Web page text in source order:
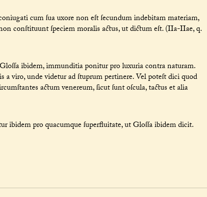
cum ſua uxore non eſt ſecundum indebitam materiam,
conſtituunt ſpeciem moralis actus, ut dictum eſt. (IIa-IIae, q.
ibidem, immunditia ponitur pro luxuria contra naturam.
viro, unde videtur ad ſtuprum pertinere. Vel poteſt dici quod
actum venereum, ſicut ſunt oſcula, tactus et alia
ibidem pro quacumque ſuperfluitate, ut Gloſſa ibidem dicit.